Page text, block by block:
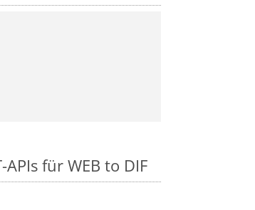
APIs für WEB to DIF